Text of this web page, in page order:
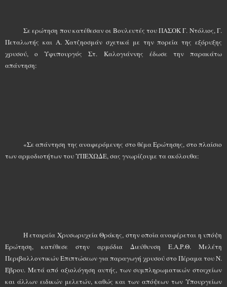
Σε ερώτηση που κατέθεσαν οι Βουλευτές του ΠΑΣΟΚ Γ. Ντόλιος, Γ.
Πεταλωτής και Α. Χατζηοσμάν σχετικά με την πορεία της εξόρυξης
χρυσού, ο Υφυπουργός Στ. Καλογιάννης έδωσε την παρακάτω
απάντηση:
«Σε απάντηση της αναφερόμενης στο θέμα Ερώτησης, στο πλαίσιο
των αρμοδιοτήτων του ΥΠΕΧΩΔΕ, σας γνωρίζουμε τα ακόλουθα:
Η εταιρεία Χρυσωρυχεία Θράκης, στην οποία αναφέρεται η υπόψη
Ερώτηση, κατέθεσε στην αρμόδια Διεύθυνση Ε.Α.Ρ.Θ. Μελέτη
Περιβαλλοντικών Επιπτώσεων για παραγωγή χρυσού στο Πέραμα του Ν.
Έβρου. Μετά από αξιολόγηση αυτής, των συμπληρωματικών στοιχείων
και άλλων ειδικών μελετών, καθώς και των απόψεων των Υπουργείων